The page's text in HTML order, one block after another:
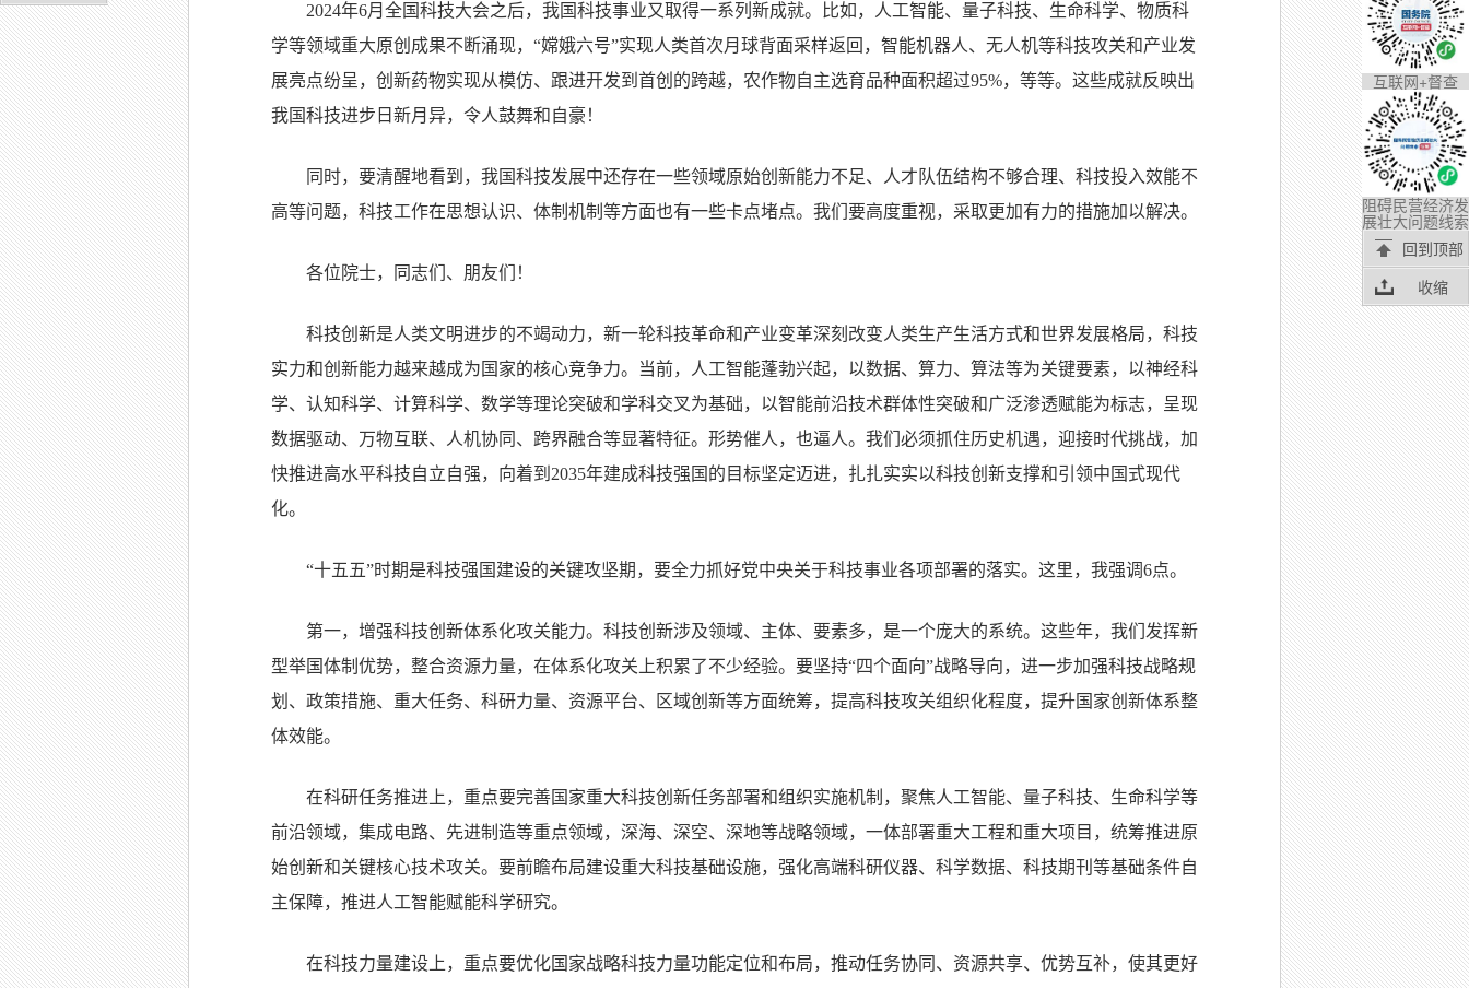
2024年6月全国科技大会之后，我国科技事业又取得一系列新成就。比如，人工智能、量子科技、生命科学、物质科
学等领域重大原创成果不断涌现，“嫦娥六号”实现人类首次月球背面采样返回，智能机器人、无人机等科技攻关和产业发
展亮点纷呈，创新药物实现从模仿、跟进开发到首创的跨越，农作物自主选育品种面积超过95%，等等。这些成就反映出
我国科技进步日新月异，令人鼓舞和自豪！
同时，要清醒地看到，我国科技发展中还存在一些领域原始创新能力不足、人才队伍结构不够合理、科技投入效能不
高等问题，科技工作在思想认识、体制机制等方面也有一些卡点堵点。我们要高度重视，采取更加有力的措施加以解决。
各位院士，同志们、朋友们！
科技创新是人类文明进步的不竭动力，新一轮科技革命和产业变革深刻改变人类生产生活方式和世界发展格局，科技
实力和创新能力越来越成为国家的核心竞争力。当前，人工智能蓬勃兴起，以数据、算力、算法等为关键要素，以神经科
学、认知科学、计算科学、数学等理论突破和学科交叉为基础，以智能前沿技术群体性突破和广泛渗透赋能为标志，呈现
数据驱动、万物互联、人机协同、跨界融合等显著特征。形势催人，也逼人。我们必须抓住历史机遇，迎接时代挑战，加
快推进高水平科技自立自强，向着到2035年建成科技强国的目标坚定迈进，扎扎实实以科技创新支撑和引领中国式现代
化。
“十五五”时期是科技强国建设的关键攻坚期，要全力抓好党中央关于科技事业各项部署的落实。这里，我强调6点。
第一，增强科技创新体系化攻关能力。科技创新涉及领域、主体、要素多，是一个庞大的系统。这些年，我们发挥新
型举国体制优势，整合资源力量，在体系化攻关上积累了不少经验。要坚持“四个面向”战略导向，进一步加强科技战略规
划、政策措施、重大任务、科研力量、资源平台、区域创新等方面统筹，提高科技攻关组织化程度，提升国家创新体系整
体效能。
在科研任务推进上，重点要完善国家重大科技创新任务部署和组织实施机制，聚焦人工智能、量子科技、生命科学等
前沿领域，集成电路、先进制造等重点领域，深海、深空、深地等战略领域，一体部署重大工程和重大项目，统筹推进原
始创新和关键核心技术攻关。要前瞻布局建设重大科技基础设施，强化高端科研仪器、科学数据、科技期刊等基础条件自
主保障，推进人工智能赋能科学研究。
在科技力量建设上，重点要优化国家战略科技力量功能定位和布局，推动任务协同、资源共享、优势互补，使其更好
互联网+督查
阻碍民营经济发
展壮大问题线索
回到顶部
收缩